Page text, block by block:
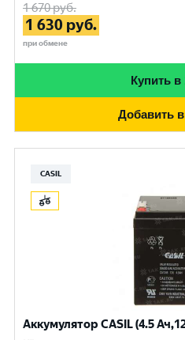
1 670руб.
1 630 руб.
при обмене
Купить в
Добавить
CASIL
Аккумулятор CASIL (4.5